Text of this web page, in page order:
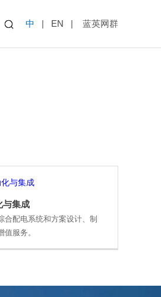
中 | EN | 蓝英网群
与集成
合配电系统和方案设计、制
值服务。